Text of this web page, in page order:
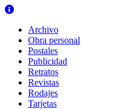
Archivo
Obra personal
Postales
Publicidad
Retratos
Revistas
Rodajes
Tarjetas